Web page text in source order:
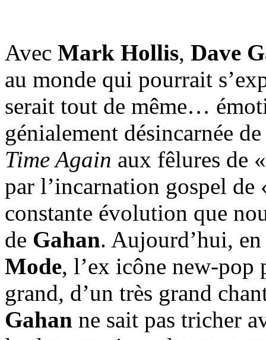
Avec Mark Hollis, Dave
au monde qui pourrait
serait tout de même…
génialement désincarnée
Time Again aux fêlures de
par l’incarnation gospel de
constante évolution que
de Gahan. Aujourd’hui,
Mode, l’ex icône new-pop
grand, d’un très grand
Gahan ne sait pas tricher